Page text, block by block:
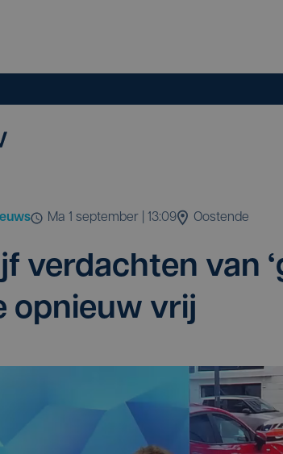
ma 1 september | 13:09 Oostende
ver­dach­ten van ‘
opnieuw vrij